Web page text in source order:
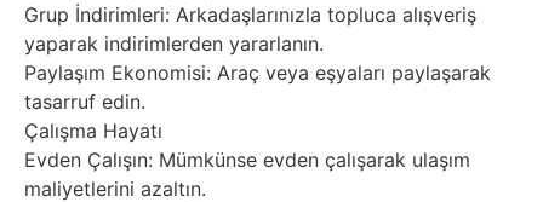
Grup İndirimleri: Arkadaşlarınızla topluca alışveriş
yaparak indirimlerden yararlanın.
Paylaşım Ekonomisi: Araç veya eşyaları paylaşarak
tasarruf edin.
Çalışma Hayatı
Evden Çalışın: Mümkünse evden çalışarak ulaşım
maliyetlerini azaltın.